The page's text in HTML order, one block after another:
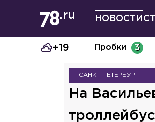
НОВОСТИ
+19 Пробки 3
САНКТ-ПЕТЕРБУРГ
На